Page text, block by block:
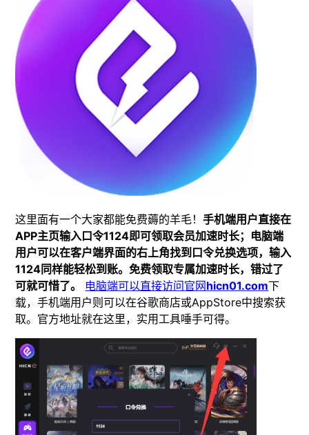
这里面有一个大家都能免费薅的羊毛！手机端用户直接在
APP主页输入口令1124即可领取会员加速时长；电脑端
用户可以在客户端界面的右上角找到口令兑换选项，输入
1124同样能轻松到账。免费领取专属加速时长，错过了
可就可惜了。
电脑端可以直接访问官网hicn01.com下
载，手机端用户则可以在谷歌商店或AppStore中搜索获
取。官方地址就在这里，实用工具唾手可得。